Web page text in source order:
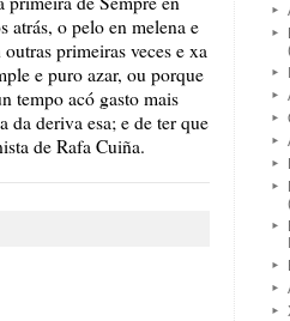
atrás, o pelo en melena e
primeiras veces e xa
e puro azar, ou porque
tempo acó gasto mais
da deriva esa; e de ter que
de Rafa Cuiña.